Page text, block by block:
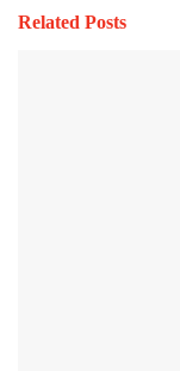
Related Posts